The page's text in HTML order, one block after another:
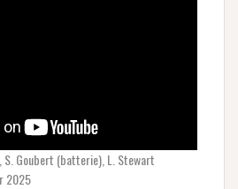
S. Goubert (batterie), L. Stewart
2025